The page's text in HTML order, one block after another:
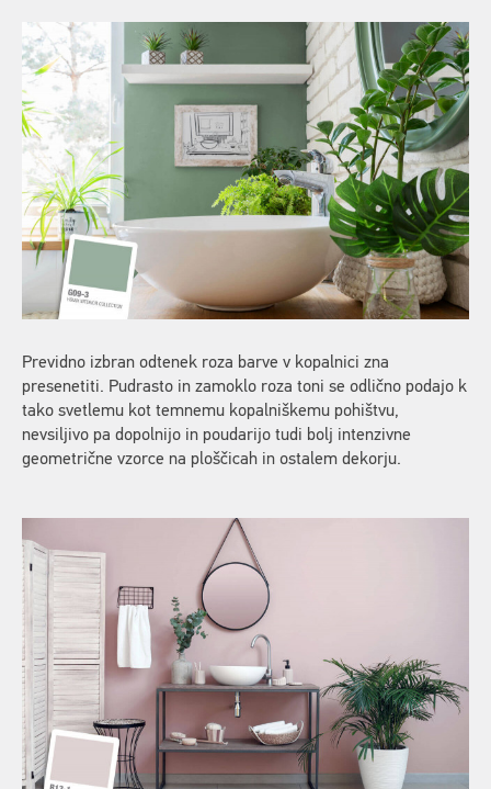
Previdno izbran odtenek roza barve v kopalnici zna
presenetiti. Pudrasto in zamoklo roza toni se odlično podajo k
tako svetlemu kot temnemu kopalniškemu pohištvu,
nevsiljivo pa dopolnijo in poudarijo tudi bolj intenzivne
geometrične vzorce na ploščicah in ostalem dekorju.